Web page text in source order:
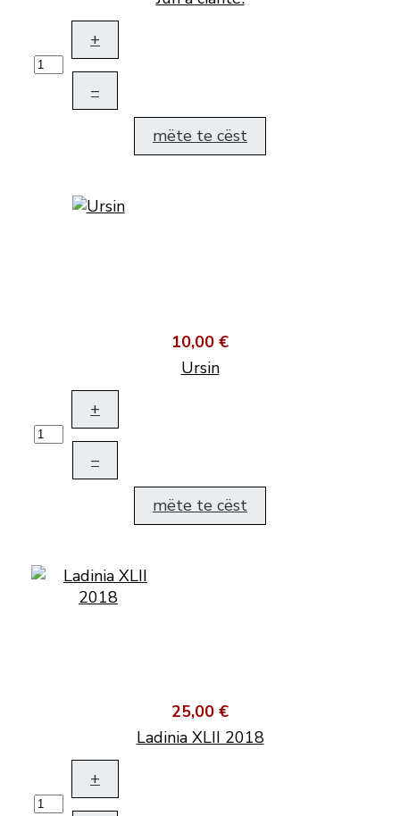
+
–
mëte te cëst
10,00 €
Ursin
+
–
mëte te cëst
25,00 €
Ladinia XLII 2018
+